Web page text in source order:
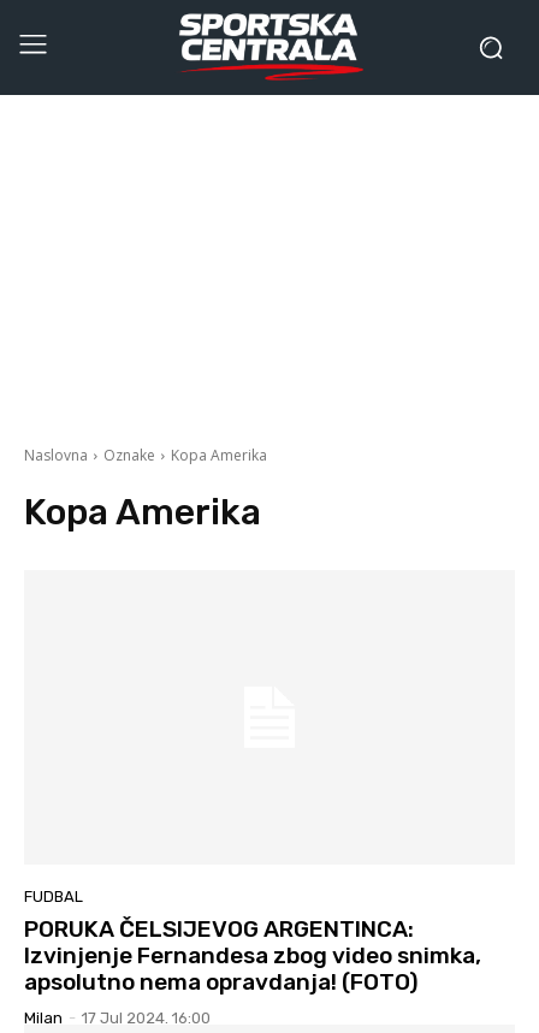
Naslovna Oznake Kopa Amerika
Kopa Amerika
FUDBAL
PORUKA ČELSIJEVOG ARGENTINCA:
Izvinjenje Fernandesa zbog video snimka,
apsolutno nema opravdanja! (FOTO)
Milan - 17 Jul 2024. 16:00